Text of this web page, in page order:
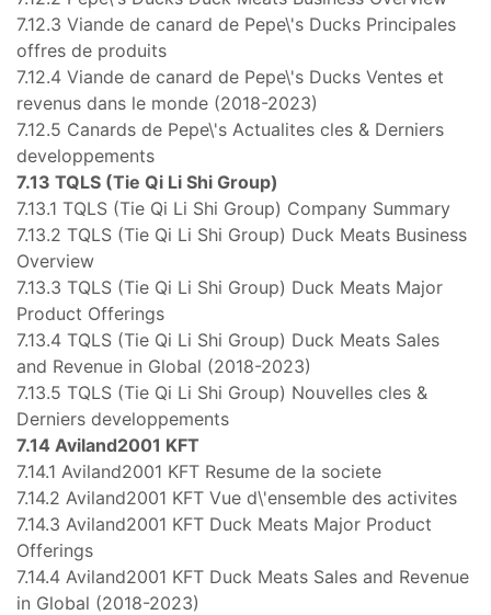
7.12.3 Viande de canard de Pepe\'s Ducks Principales
offres de produits
7.12.4 Viande de canard de Pepe\'s Ducks Ventes et
revenus dans le monde (2018-2023)
7.12.5 Canards de Pepe\'s Actualites cles & Derniers
developpements
7.13 TQLS (Tie Qi Li Shi Group)
7.13.1 TQLS (Tie Qi Li Shi Group) Company Summary
7.13.2 TQLS (Tie Qi Li Shi Group) Duck Meats Business
Overview
7.13.3 TQLS (Tie Qi Li Shi Group) Duck Meats Major
Product Offerings
7.13.4 TQLS (Tie Qi Li Shi Group) Duck Meats Sales
and Revenue in Global (2018-2023)
7.13.5 TQLS (Tie Qi Li Shi Group) Nouvelles cles &
Derniers developpements
7.14 Aviland2001 KFT
7.14.1 Aviland2001 KFT Resume de la societe
7.14.2 Aviland2001 KFT Vue d\'ensemble des activites
7.14.3 Aviland2001 KFT Duck Meats Major Product
Offerings
7.14.4 Aviland2001 KFT Duck Meats Sales and Revenue
in Global (2018-2023)